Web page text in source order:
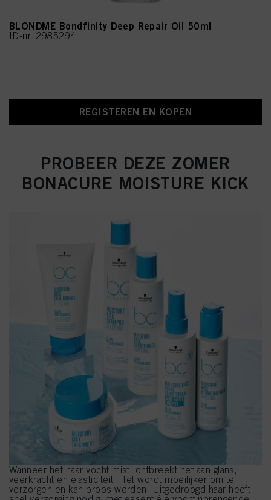
BLONDME Bondfinity Deep Repair Oil 50ml
ID-nr. 2985294
REGISTEREN EN KOPEN
PROBEER DEZE ZOMER
BONACURE MOISTURE KICK
Wanneer het haar vocht mist, ontbreekt het aan glans,
veerkracht en elasticiteit. Het wordt moeilijker om te
verzorgen en kan broos worden. Uitgedroogd haar heeft